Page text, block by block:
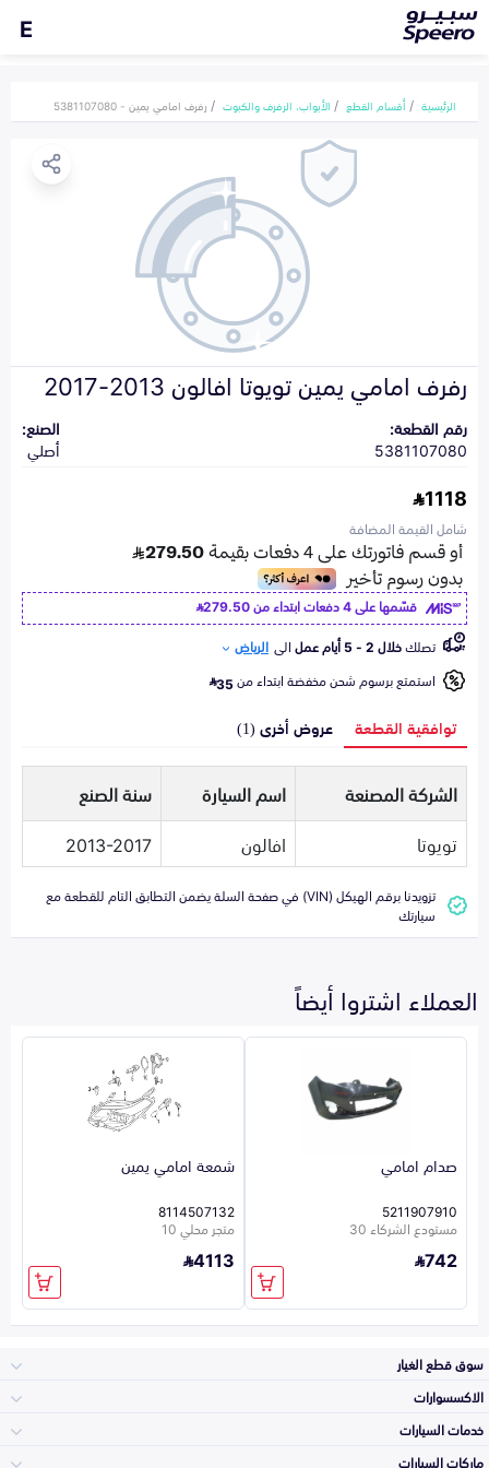
E
الرئيسية أقسام القطع الأبواب، الرفرف والكبوت رفرف امامي يمين - 5381107080
رفرف امامي يمين تويوتا افالون 2013-2017
رقم القطعة:
5381107080
الصنع:
أصلي
1118
شامل القيمة المضافة
قسّمها على 4 دفعات ابتداء من
279.50
تصلكخلال 2 - 5 أيام عمل الى الرياض
استمتع برسوم شحن مخفضة ابتداء من35
توافقية القطعة عروض أخرى (1)
الشركة المصنعة اسم السيارة
سنة الصنع
تويوتا
افالون 2013-2017
تزويدنا برقم الهيكل (VIN) في صفحة السلة يضمن التطابق التام للقطعة مع
سيارتك
العملاء اشتروا أيضاً
صدام امامي
5211907910
مستودع الشركاء 30
742
شمعة امامي يمين
8114507132
متجر محلي 10
4113
سوق قطع الغيار
الاكسسوارات
خدمات السيارات
ماركات السيارات